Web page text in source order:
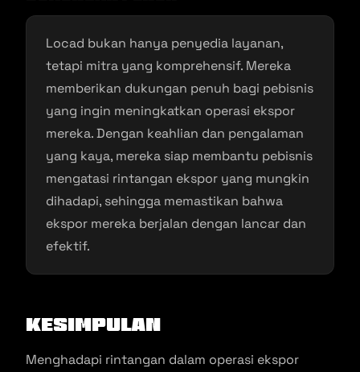
Locad bukan hanya penyedia layanan,
tetapi mitra yang komprehensif. Mereka
memberikan dukungan penuh bagi pebisnis
yang ingin meningkatkan operasi ekspor
mereka. Dengan keahlian dan pengalaman
yang kaya, mereka siap membantu pebisnis
mengatasi rintangan ekspor yang mungkin
dihadapi, sehingga memastikan bahwa
ekspor mereka berjalan dengan lancar dan
efektif.
Kesimpulan
Menghadapi rintangan dalam operasi ekspor